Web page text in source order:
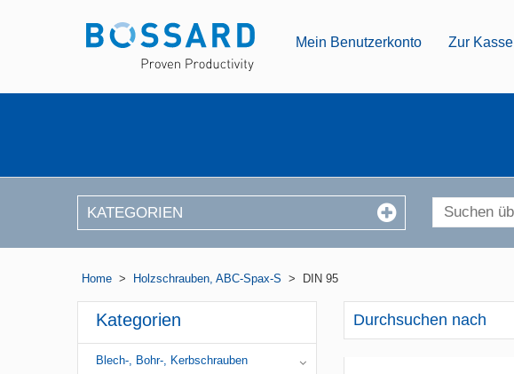
Mein Benutzerkonto Zur Kasse
KATEGORIEN
Home > Holzschrauben, ABC-Spax-S > DIN 95
Durchsuchen nach
Kategorien
Blech-, Bohr-, Kerbschrauben